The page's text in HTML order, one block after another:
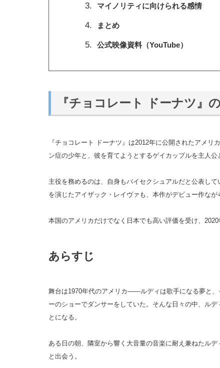
マイノリティに向けられる感情
まとめ
公式映像資料（YouTube）
『チョコレート ドーナツ』
『チョコレート ドーナツ』は2012年に公開されたアメ
ン症の少年と、彼を育てようとするゲイカップルを主人公
主役を務めるのは、自身もバイセクシュアルだと公表し
を演じたアイザック・レイヴァも、本作がデビュー作なが
本国のアメリカだけでなく日本でも高い評価を受け、
あらすじ
舞台は1970年代のアメリカ――ルディは歌手になる夢と
ーのショーでダンサーをしていた。そんな日々の中、ル
とになる。
ある日の朝、隣室から響く大音量の音楽に耐え兼ねたル
と出会う。